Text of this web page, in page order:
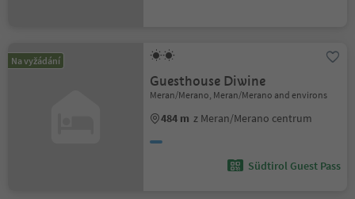
Na vyžádání
Guesthouse Diwine
Meran/Merano, Meran/Merano and environs
484 m z Meran/Merano centrum
Südtirol Guest Pass